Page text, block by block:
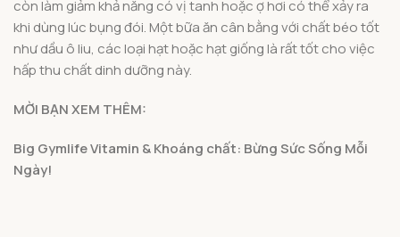
còn làm giảm khả năng có vị tanh hoặc ợ hơi có thể xảy ra
khi dùng lúc bụng đói. Một bữa ăn cân bằng với chất béo tốt
như dầu ô liu, các loại hạt hoặc hạt giống là rất tốt cho việc
hấp thu chất dinh dưỡng này.
MỜI BẠN XEM THÊM:
Big Gymlife Vitamin & Khoáng chất: Bừng Sức Sống Mỗi
Ngày!